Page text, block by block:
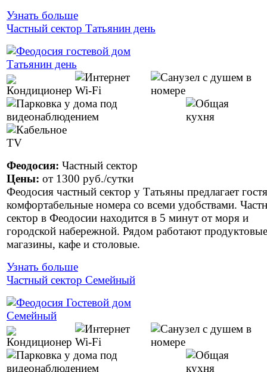
Узнать больше
Частный сектор Татьянин день
Феодосия: Частный сектор
Цены: от 1300 руб./сутки
Феодосия частный сектор у Татьяны предлагает
комфортабельные номера со всеми удобствами.
сектор в Феодосии находится в 5 минут от моря и
городской набережной. Рядом работают продуктовые
магазины, кафе и столовые.
Узнать больше
Частный сектор Семейный